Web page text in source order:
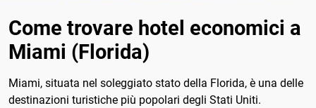
Come trovare hotel economici a
Miami (Florida)
Miami, situata nel soleggiato stato della Florida, è una delle
destinazioni turistiche più popolari degli Stati Uniti.